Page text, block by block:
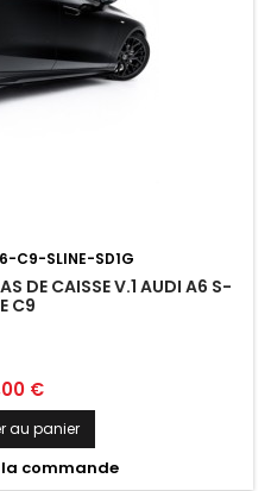
C9-SLINE-SD1G
DE CAISSE V.1 AUDI A6 S-
C9
€
au panier
commande